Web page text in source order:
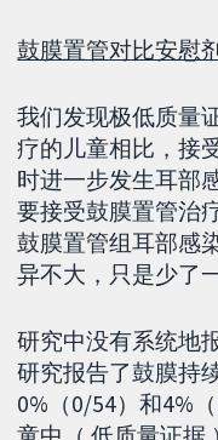
鼓膜置管对比安慰
我们发现极低质量
疗的儿童相比，接
时进一步发生耳部
要接受鼓膜置管治
鼓膜置管组耳部感
异不大，只是少了
研究中没有系统地
研究报告了鼓膜持
0%（0/54）和4%